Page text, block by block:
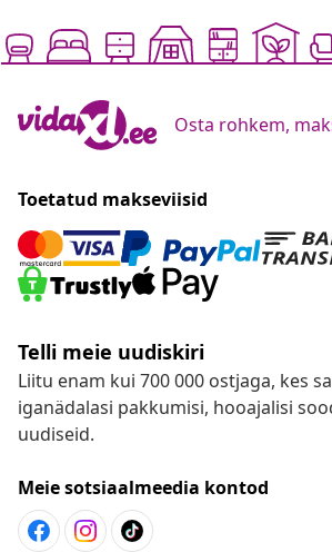
Osta rohkem,
Toetatud makseviisid
Telli meie uudiskiri
Liitu enam kui 700 000 ostjaga, kes
iganädalasi pakkumisi, hooajalisi
uudiseid.
Meie sotsiaalmeedia kontod